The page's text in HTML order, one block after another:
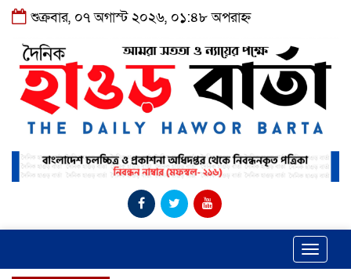
শুক্রবার, ০৭ অগাস্ট ২০২৬, ০১:৪৮ অপরাহ্ন
Toggle